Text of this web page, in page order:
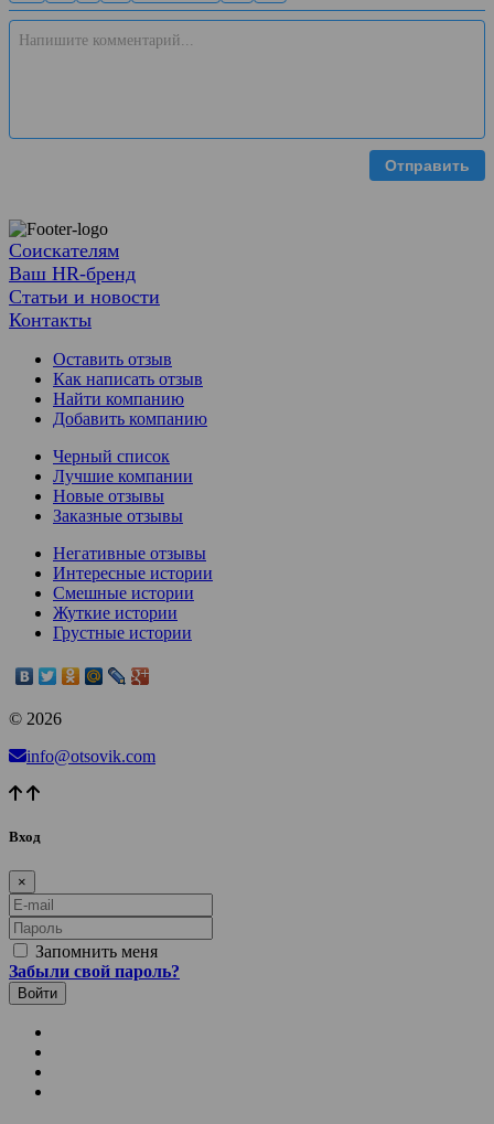
Отправить
Соискателям
Ваш HR-бренд
Статьи и новости
Контакты
Оставить отзыв
Как написать отзыв
Найти компанию
Добавить компанию
Черный список
Лучшие компании
Новые отзывы
Заказные отзывы
Негативные отзывы
Интересные истории
Смешные истории
Жуткие истории
Грустные истории
© 2026
info@otsovik.com
Вход
×
E-mail
Пароль
Запомнить меня
Забыли свой пароль?